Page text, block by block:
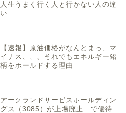
人生うまく行く人と行かない人の違
い
【速報】原油価格がなんとまっ、マ
イナス、、、それでもエネルギー銘
柄をホールドする理由
アークランドサービスホールディン
グス（3085）が上場廃止 で優待